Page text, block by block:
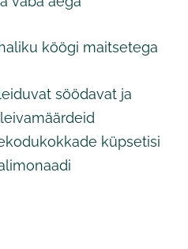
köögi maitsetega
söödavat ja
küpsetisi